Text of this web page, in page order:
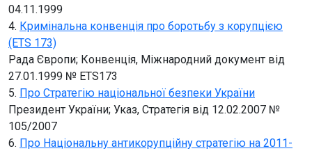
04.11.1999
4. Кримінальна конвенція про боротьбу з корупцією
(ETS 173)
Рада Європи; Конвенція, Міжнародний документ від
27.01.1999 № ETS173
5. Про Стратегію національної безпеки України
Президент України; Указ, Стратегія від 12.02.2007 №
105/2007
6. Про Національну антикорупційну стратегію на 2011-